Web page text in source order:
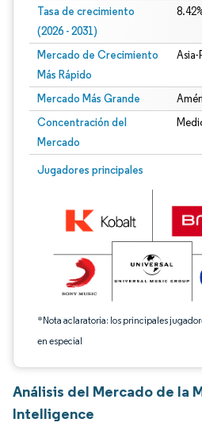
Tasa de crecimiento
(2026 - 2031)
Mercado de Crecimiento
Más Rápido
Mercado Más Grande
Concentración del
Mercado
Jugadores principales
*Nota aclaratoria: los principales
en especial
Imagen © Mordor Intelligence. El uso
Análisis del Mercado de la
Intelligence